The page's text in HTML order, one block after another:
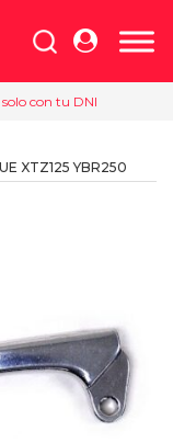
Búsqueda
de
con tu DNI
XTZ125 YBR250